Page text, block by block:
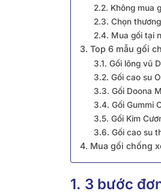
2.2. Không mua
2.3. Chọn
2.4. Mua gối tại
3. Top 6 mẫu gối
3.1. Gối lông vũ
3.2. Gối cao su
3.3. Gối Doona
3.4. Gối Gummi
3.5. Gối Kim
3.6. Gối cao su
4. Mua gối chống
1. 3 bước